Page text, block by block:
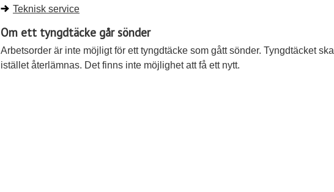
Teknisk service
Om ett tyngdtäcke går sönder
Arbetsorder är inte möjligt för ett tyngdtäcke som gått sönder. Tyngdtäcket ska
istället återlämnas. Det finns inte möjlighet att få ett nytt.